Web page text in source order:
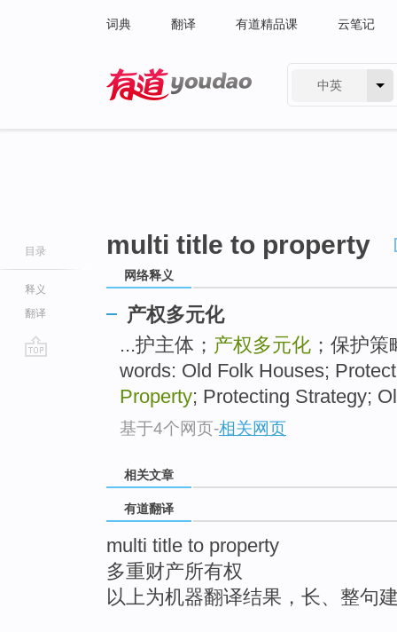
词典 翻译 有道精品课 云笔记
中英
目录
释义
翻译
multi title to property
网络释义
产权多元化
...护主体； 产权多元化 ；保护
words: Old Folk Houses;
Property; Protecting Strategy;
基于4个网页-相关网页
相关文章
有道翻译
multi title to property
多重财产所有权
以上为机器翻译结果，长、整句